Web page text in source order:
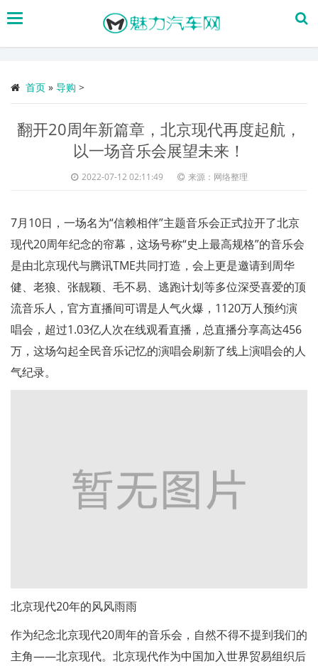
搜
首页 » 导购 >
翻开20周年新篇章，北京现代再度起航，
以一场音乐会展望未来！
2022-07-12 02:11:49 来源：网络整理
7月10日，一场名为“信赖相伴”主题音乐会正式拉开了北京
现代20周年纪念的帘幕，这场号称“史上最高规格”的音乐会
是由北京现代与腾讯TME共同打造，会上更是邀请到周华
健、老狼、张靓颖、毛不易、逃跑计划等多位深受喜爱的顶
流音乐人，官方直播间可谓是人气火爆，1120万人预约演
唱会，超过1.03亿人次在线观看直播，总直播分享高达456
万，这场勾起全民音乐记忆的演唱会刷新了线上演唱会的人
气纪录。
北京现代20年的风风雨雨
作为纪念北京现代20周年的音乐会，自然不得不提到我们的
主角——北京现代。北京现代作为中国加入世界贸易组织后